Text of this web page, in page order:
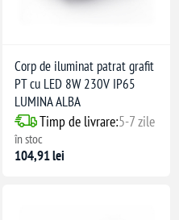
Corp de iluminat patrat grafit
PT cu LED 8W 230V IP65
LUMINA ALBA
Timp de livrare:5-7 zile
în stoc
104,91 lei